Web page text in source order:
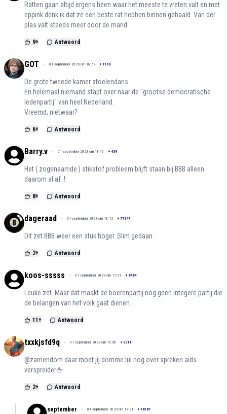
Ratten gaan altijd ergens heen waar het meeste te vreten valt en met
eppink denk ik dat ze een beste rat hebben binnen gehaald. Van der
plas valt steeds meer door de mand.
9+ Antwoord
GOT 01 september 2023 om 18:57 + 1190
De grote tweede kamer stoelendans.
En helemaal niemand stapt over naar de "grootse democratische
ledenpartij" van heel Nederland.
Vreemd, nietwaar?
6+ Antwoord
Barry.v 01 september 2023 om 18:40 + 439
Het ( zogenaamde ) stikstof probleem blijft staan bij BBB alleen
daarom al af .!
8+ Antwoord
dageraad 01 september 2023 om 18:12 + 77347
Dit zet BBB weer een stuk hoger. Slim gedaan.
2+ Antwoord
koos-sssss 01 september 2023 om 17:21 + 8484
Leuke zet. Maar dat maakt de boerenpartij nog geen integere partij die
de belangen van het volk gaat dienen.
11 + Antwoord
txxkjsfd9q 01 september 2023 om 16:56 + 2211
@zamendom daar moet jij domme lul nog over spreken aids
verspreider🖕
2+ Antwoord
september 01 september 2023 om 17:21 + 18187